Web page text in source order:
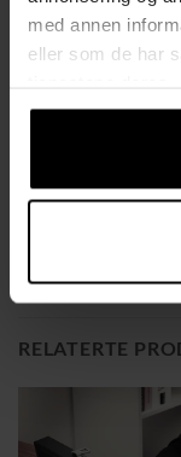
med annen
eller som de har
Håndtak som
myk
RELATERTE